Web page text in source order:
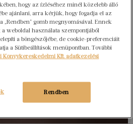
hogy az ízléséhez minél közelebb álló
ajánlani, arra kérjük, hogy fogadja el az
„Rendben” gomb megnyomásával. Ennek
weboldal használata szempontjából
a böngészőjébe, de cookie-preferenciáit
a Sütibeállítások menüpontban. További
Könyvkereskedelmi Kft. adatkezelési
Rendben